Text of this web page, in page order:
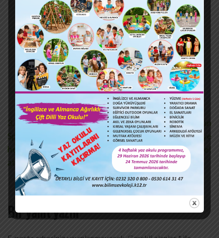
Yazı
gezinmesi
3. sınıf öğrencilerimiz
Spelling Bee yarışmasında
heyecan dolu anlara imza
attı!
Minderin Yıldızı: Alp Aslan
Sütçüoğlu Türkiye
Finallerinde!
Bir yanıt yazın